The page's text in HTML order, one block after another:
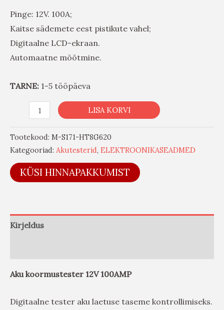
Pinge: 12V. 100A;
Kaitse sädemete eest pistikute vahel;
Digitaalne LCD-ekraan.
Automaatne mõõtmine.
TARNE: 1-5 tööpäeva
LISA KORVI
Tootekood: M-S171-HT8G620
Kategooriad: Akutesterid, ELEKTROONIKASEADMED
KÜSI HINNAPAKKUMIST
Kirjeldus
Aku koormustester 12V 100AMP
Digitaalne tester aku laetuse taseme kontrollimiseks.